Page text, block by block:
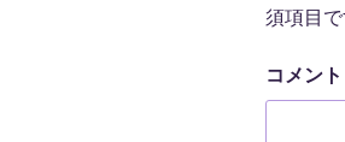
須項目で
コメント